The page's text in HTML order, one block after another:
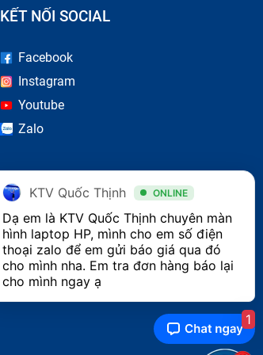
KẾT NỐI SOCIAL
Facebook
Instagram
Youtube
Zalo
KTV Quốc Thịnh ONLINE
Dạ em là KTV Quốc Thịnh chuyên màn
hình laptop HP, mình cho em số điện
thoại zalo để em gửi báo giá qua đó
cho mình nha. Em tra đơn hàng báo lại
cho mình ngay ạ
1